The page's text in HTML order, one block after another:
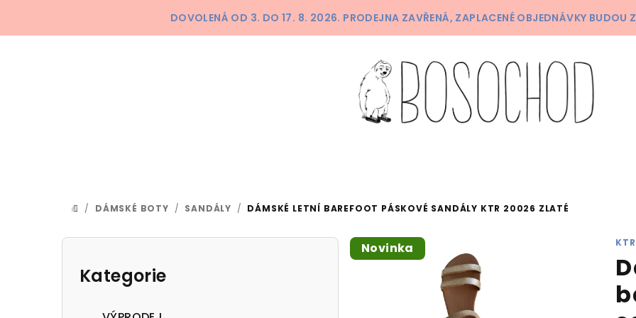
DOVOLENÁ OD 3. DO 17. 8. 2026. PRODEJNA ZAVŘENÁ, ZAPLACENÉ OBJEDNÁVKY BUDOU
DOMŮ
/ DÁMSKÉ BOTY / SANDÁLY / DÁMSKÉ LETNÍ BAREFOOT PÁSKOVÉ SANDÁLY KTR 20026 ZLATÉ
P
Přeskočit
kategorie
Kategorie
KTR
Novinka